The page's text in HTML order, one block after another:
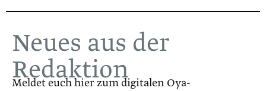
Neues aus der
Redaktion
Meldet euch hier zum digitalen Oya-